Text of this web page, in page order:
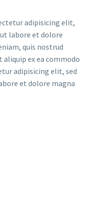
adipisicing elit,
labore et dolore
quis nostrud
ex ea commodo
adipisicing elit, sed
et dolore magna